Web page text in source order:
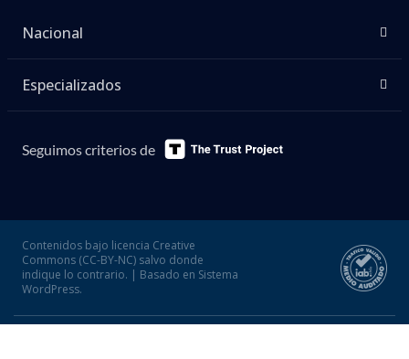
Nacional
Especializados
Seguimos criterios de
Contenidos bajo licencia Creative
Commons (CC-BY-NC) salvo donde
indique lo contrario. | Basado en Sistema
WordPress.